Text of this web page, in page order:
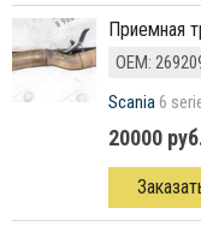
Приемная
ОЕМ:
Scania6
20000